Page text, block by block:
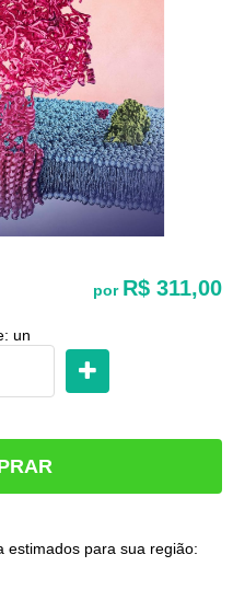
por R$ 311,00
un
estimados para sua região: